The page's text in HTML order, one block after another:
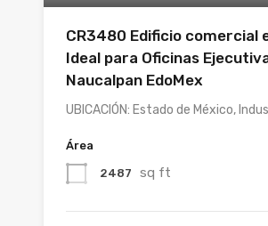
CR3480 Edificio comercial
Ideal para Oficinas
Naucalpan EdoMex
UBICACIÓN: Estado de México,
Área
2487 sq ft